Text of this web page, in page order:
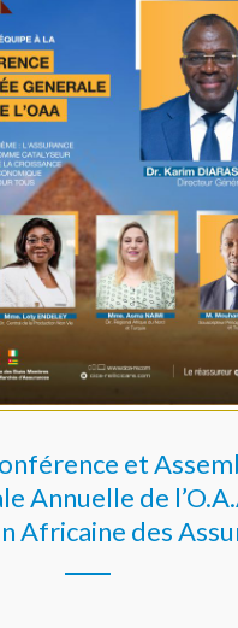
et
Annuelle de
Africaine des